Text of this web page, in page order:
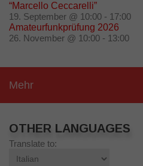
“Marcello Ceccarelli”
19. September @ 10:00 - 17:00
Amateurfunkprüfung 2026
26. November @ 10:00 - 13:00
Mehr
OTHER LANGUAGES
Translate to: